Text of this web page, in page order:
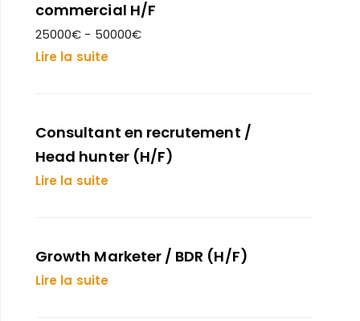
commercial H/F
25000€ - 50000€
Lire la suite
Consultant en recrutement /
Head hunter (H/F)
Lire la suite
Growth Marketer / BDR (H/F)
Lire la suite